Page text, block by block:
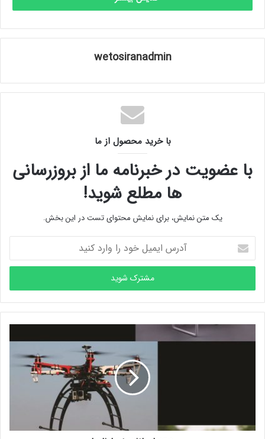
wetosiranadmin
با خرید محصول از ما
با عضویت در خبرنامه ما از بروزرسانی
ها مطلع شوید!
یک متن نمایش، برای نمایش محتوای تست در این بخش.
آدرس
ایمیل
خود
وارد
کنید